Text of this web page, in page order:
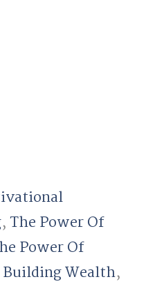
,The Power Of
Power Of
Wealth,